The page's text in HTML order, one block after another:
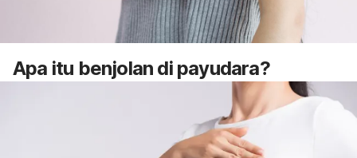
Apa itu benjolan di payudara?